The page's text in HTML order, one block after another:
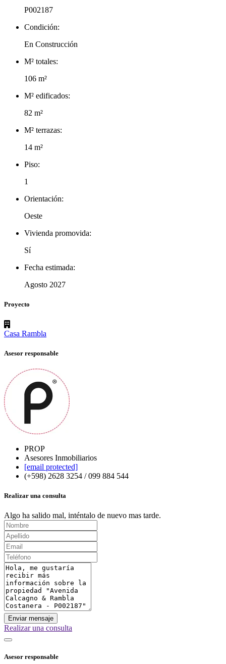
P002187
Condición:
En Construcción
M² totales:
106 m²
M² edificados:
82 m²
M² terrazas:
14 m²
Piso:
1
Orientación:
Oeste
Vivienda promovida:
Sí
Fecha estimada:
Agosto 2027
Proyecto
Casa Rambla
Asesor responsable
PROP
Asesores Inmobiliarios
[email protected]
(+598) 2628 3254 / 099 884 544
Realizar una consulta
Algo ha salido mal, inténtalo de nuevo mas tarde.
Enviar mensaje
Realizar una consulta
Asesor responsable